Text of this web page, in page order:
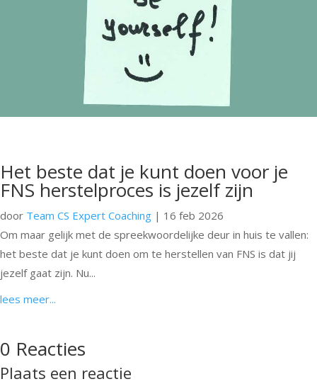
Het beste dat je kunt doen voor je
FNS herstelproces is jezelf zijn
door Team CS Expert Coaching | 16 feb 2026
Om maar gelijk met de spreekwoordelijke deur in huis te vallen:
het beste dat je kunt doen om te herstellen van FNS is dat jij
jezelf gaat zijn. Nu...
lees meer...
0 Reacties
Plaats een reactie